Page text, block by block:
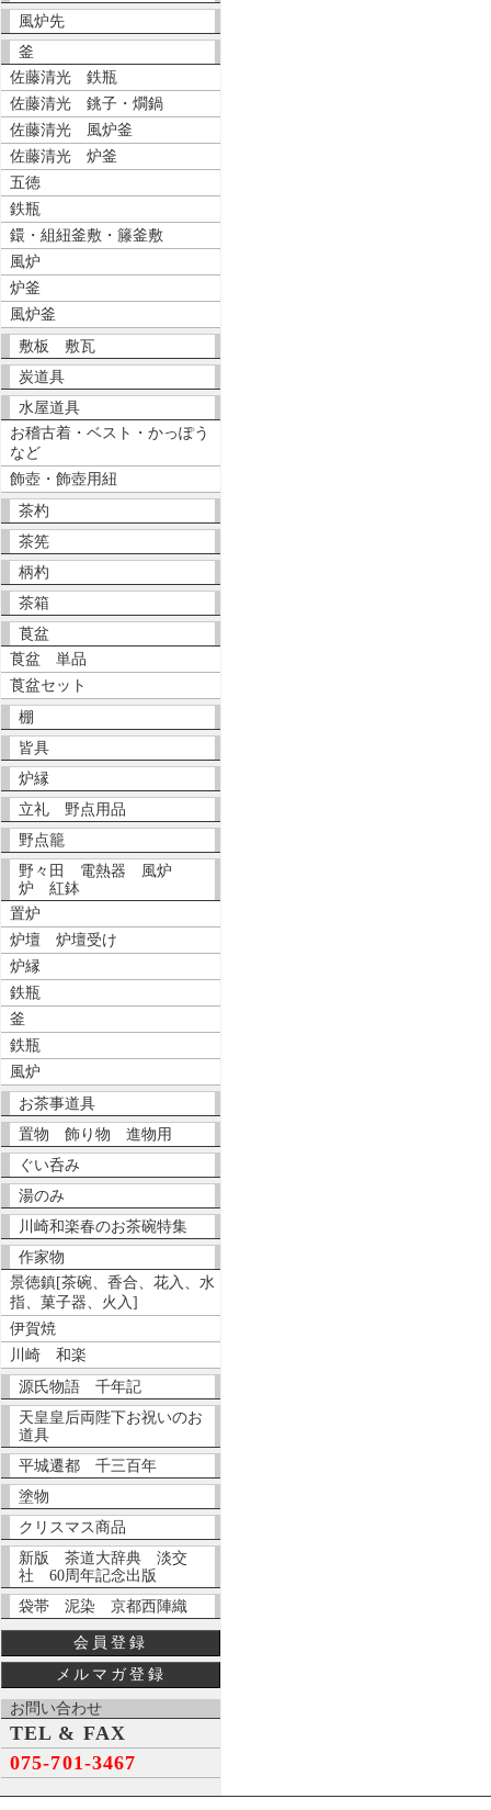
風炉先
釜
佐藤清光 鉄瓶
佐藤清光 銚子・燗鍋
佐藤清光 風炉釜
佐藤清光 炉釜
五徳
鉄瓶
鐶・組紐釜敷・籐釜敷
風炉
炉釜
風炉釜
敷板 敷瓦
炭道具
水屋道具
お稽古着・ベスト・かっぽう
など
飾壺・飾壺用紐
茶杓
茶筅
柄杓
茶箱
莨盆
莨盆 単品
莨盆セット
棚
皆具
炉縁
立礼 野点用品
野点籠
野々田 電熱器 風炉
炉 紅鉢
置炉
炉壇 炉壇受け
炉縁
鉄瓶
釜
鉄瓶
風炉
お茶事道具
置物 飾り物 進物用
ぐい呑み
湯のみ
川崎和楽春のお茶碗特集
作家物
景徳鎮[茶碗、香合、花入、水
指、菓子器、火入]
伊賀焼
川崎 和楽
源氏物語 千年記
天皇皇后両陛下お祝いのお
道具
平城遷都 千三百年
塗物
クリスマス商品
新版 茶道大辞典 淡交
社 60周年記念出版
袋帯 泥染 京都西陣織
会員登録
メルマガ登録
お問い合わせ
TEL & FAX
075-701-3467